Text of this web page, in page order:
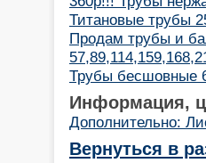
Титановые трубы
Продам трубы и
Трубы бесшовные
Информация,
Дополнительно:
Вернуться в